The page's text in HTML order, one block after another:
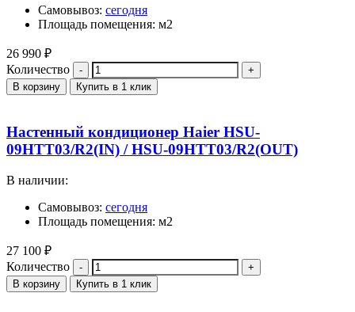
Самовывоз: сегодня
Площадь помещения: м2
26 990 ₽
Количество
В корзину Купить в 1 клик
Настенный кондиционер Haier HSU-
09HTT03/R2(IN) / HSU-09HTT03/R2(OUT)
В наличии:
Самовывоз: сегодня
Площадь помещения: м2
27 100 ₽
Количество
В корзину Купить в 1 клик